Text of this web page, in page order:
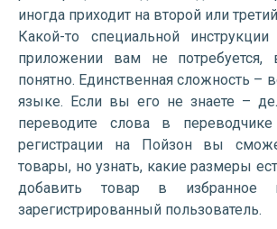
иногда приходит на второй или
Какой-то специальной
приложении вам не потребуется,
понятно. Единственная сложность –
языке. Если вы его не знаете –
переводите слова в
регистрации на Пойзон вы
товары, но узнать, какие размеры
добавить товар в избранное
зарегистрированный пользователь.